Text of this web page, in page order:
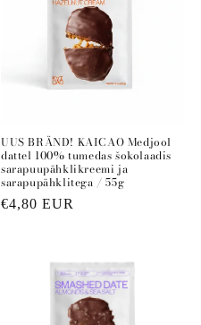
UUS BRÄND! KAICAO Medjool
dattel 100% tumedas šokolaadis
sarapuupähklikreemi ja
sarapupähklitega / 55g
Regular
€4,80 EUR